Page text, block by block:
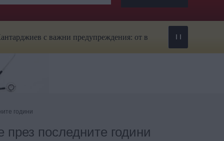
с важни предупреждения: от вируси и ухапвания от комари
години
последните години